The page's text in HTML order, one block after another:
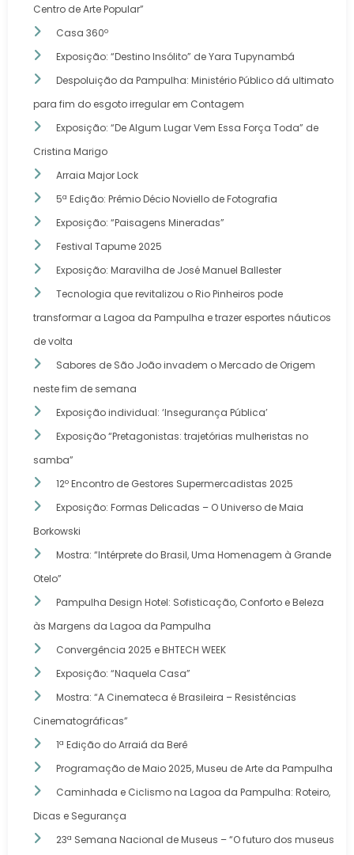
Centro de Arte Popular”
Casa 360º
Exposição: “Destino Insólito” de Yara Tupynambá
Despoluição da Pampulha: Ministério Público dá ultimato
para fim do esgoto irregular em Contagem
Exposição: “De Algum Lugar Vem Essa Força Toda” de
Cristina Marigo
Arraia Major Lock
5ª Edição: Prêmio Décio Noviello de Fotografia
Exposição: “Paisagens Mineradas”
Festival Tapume 2025
Exposição: Maravilha de José Manuel Ballester
Tecnologia que revitalizou o Rio Pinheiros pode
transformar a Lagoa da Pampulha e trazer esportes náuticos
de volta
Sabores de São João invadem o Mercado de Origem
neste fim de semana
Exposição individual: ‘Insegurança Pública’
Exposição “Pretagonistas: trajetórias mulheristas no
samba”
12º Encontro de Gestores Supermercadistas 2025
Exposição: Formas Delicadas – O Universo de Maia
Borkowski
Mostra: “Intérprete do Brasil, Uma Homenagem à Grande
Otelo”
Pampulha Design Hotel: Sofisticação, Conforto e Beleza
às Margens da Lagoa da Pampulha
Convergência 2025 e BHTECH WEEK
Exposição: “Naquela Casa”
Mostra: “A Cinemateca é Brasileira – Resistências
Cinematográficas”
1ª Edição do Arraiá da Berê
Programação de Maio 2025, Museu de Arte da Pampulha
Caminhada e Ciclismo na Lagoa da Pampulha: Roteiro,
Dicas e Segurança
23ª Semana Nacional de Museus – “O futuro dos museus